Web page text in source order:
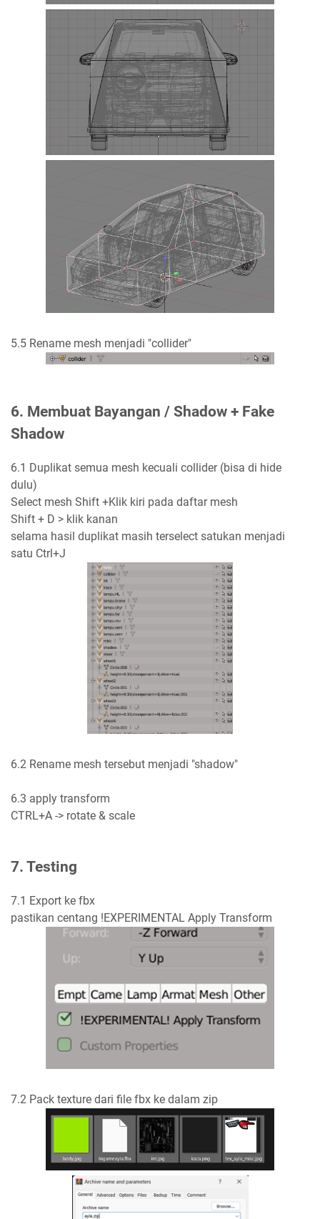
5.5 Rename mesh menjadi "collider"
6. Membuat Bayangan / Shadow + Fake
Shadow
6.1 Duplikat semua mesh kecuali collider (bisa di hide
dulu)
Select mesh Shift +Klik kiri pada daftar mesh
Shift + D > klik kanan
selama hasil duplikat masih terselect satukan menjadi
satu Ctrl+J
6.2 Rename mesh tersebut menjadi "shadow"
6.3 apply transform
CTRL+A -> rotate & scale
7. Testing
7.1 Export ke fbx
pastikan centang !EXPERIMENTAL Apply Transform
7.2 Pack texture dari file fbx ke dalam zip